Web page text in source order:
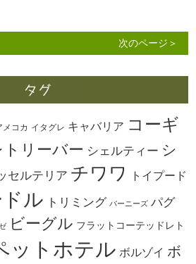
次のページ＞
メコカ イタグレ キャバリア コーギ
リーバー シェルティー シ
セルテリア チワワ トイプード
ル トリミング バーニーズ パグ
ビーグル フラットコーテッドレト
ットホテル ボルゾイ ボ